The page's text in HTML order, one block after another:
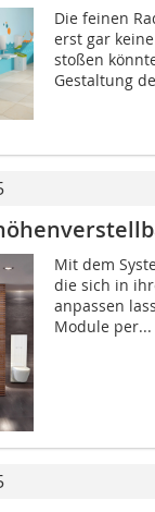
Die feinen
erst gar
stoßen
Gestaltung
Mit dem
die sich in
anpassen
Module per...